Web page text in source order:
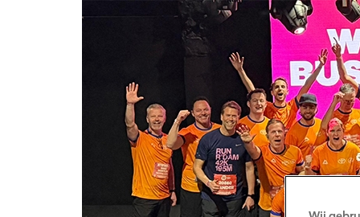
Ons bedrijf
Contact en
Route
Onderhoud op
APK
Aircoservice
Vakantiecheck
Hybride
Toyota
Toyota Service
(SIL)